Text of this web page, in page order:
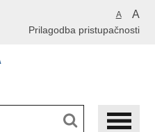
A A
Prilagodba pristupačnosti